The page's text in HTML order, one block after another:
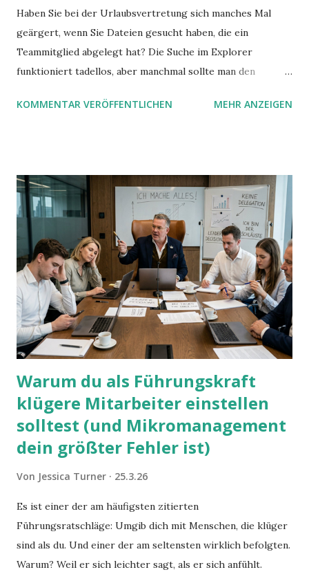
Haben Sie bei der Urlaubsvertretung sich manches Mal
geärgert, wenn Sie Dateien gesucht haben, die ein
Teammitglied abgelegt hat? Die Suche im Explorer
funktioniert tadellos, aber manchmal sollte man den
mit UND oder ODER oder NICHT... Das geht so einfach,
KOMMENTAR VERÖFFENTLICHEN MEHR ANZEIGEN
Warum du als Führungskraft
klügere Mitarbeiter einstellen
solltest (und Mikromanagement
dein größter Fehler ist)
Von Jessica Turner 25.3.26
Es ist einer der am häufigsten zitierten
Führungsratschläge: Umgib dich mit Menschen, die klüger
sind als du. Und einer der am seltensten wirklich befolgten.
Warum? Weil er sich leichter sagt, als er sich anfühlt.